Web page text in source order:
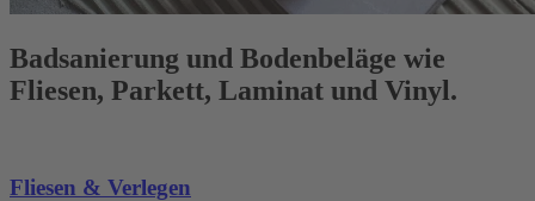
Badsanierung und Bodenbeläge wie
Fliesen, Parkett, Laminat und Vinyl.
Fliesen & Verlegen